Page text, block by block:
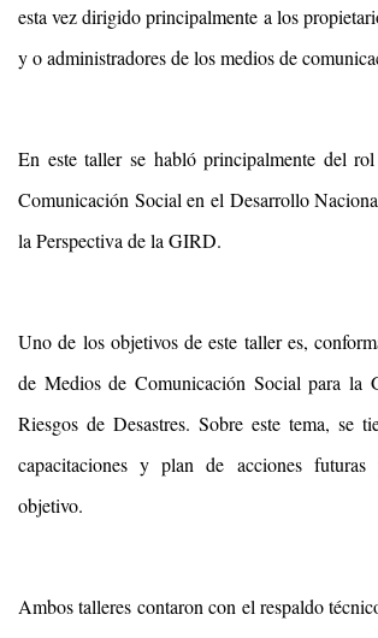
esta vez dirigido principalmente a los
y o administradores de los medios de
En este taller se habló principalmente del
Comunicación Social en el Desarrollo
la Perspectiva de la GIRD.
Uno de los objetivos de este taller es,
de Medios de Comunicación Social para la
Riesgos de Desastres. Sobre este tema, se
capacitaciones y plan de acciones
objetivo.
Ambos talleres contaron con el respaldo